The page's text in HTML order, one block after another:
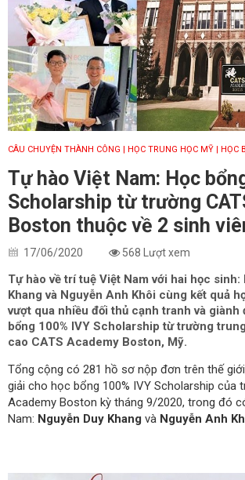
CÂU CHUYỆN THÀNH CÔNG | HỌC TRUNG HỌC MỸ | HỌC
Tự hào Việt Nam: Học
Scholarship từ trường
Boston thuộc về 2 sinh
17/06/2020 568 Lượt xem
Tự hào về trí tuệ Việt Nam với hai học sinh:
Khang và Nguyễn Anh Khôi cùng kết quả
vượt qua nhiều đối thủ cạnh tranh và giành
bổng 100% IVY Scholarship từ trường
cao CATS Academy Boston, Mỹ.
Tổng cộng có 281 hồ sơ nộp đơn trên thế
giải cho học bổng 100% IVY Scholarship của
Academy Boston kỳ tháng 9/2020, trong đó
Nam: Nguyễn Duy Khang và Nguyễn Anh
LIÊN HỆ